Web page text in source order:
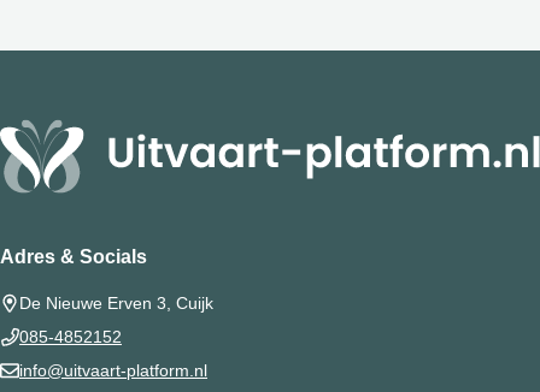
Adres & Socials
De Nieuwe Erven 3, Cuijk
085-4852152
info@uitvaart-platform.nl